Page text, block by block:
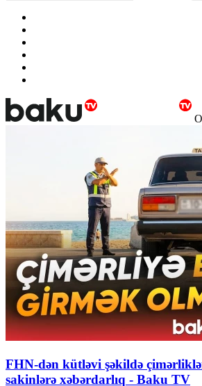
FHN-dən kütləvi şəkildə
sakinlərə xəbərdarlıq - Baku TV